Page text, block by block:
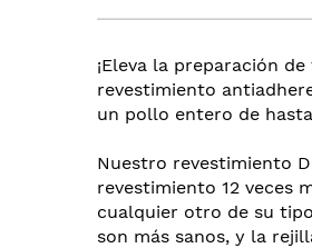
the
images
gallery
¡Eleva la preparación
revestimiento
un pollo entero de
Nuestro revestimiento
revestimiento 12 veces
cualquier otro de su
son más sanos, y la